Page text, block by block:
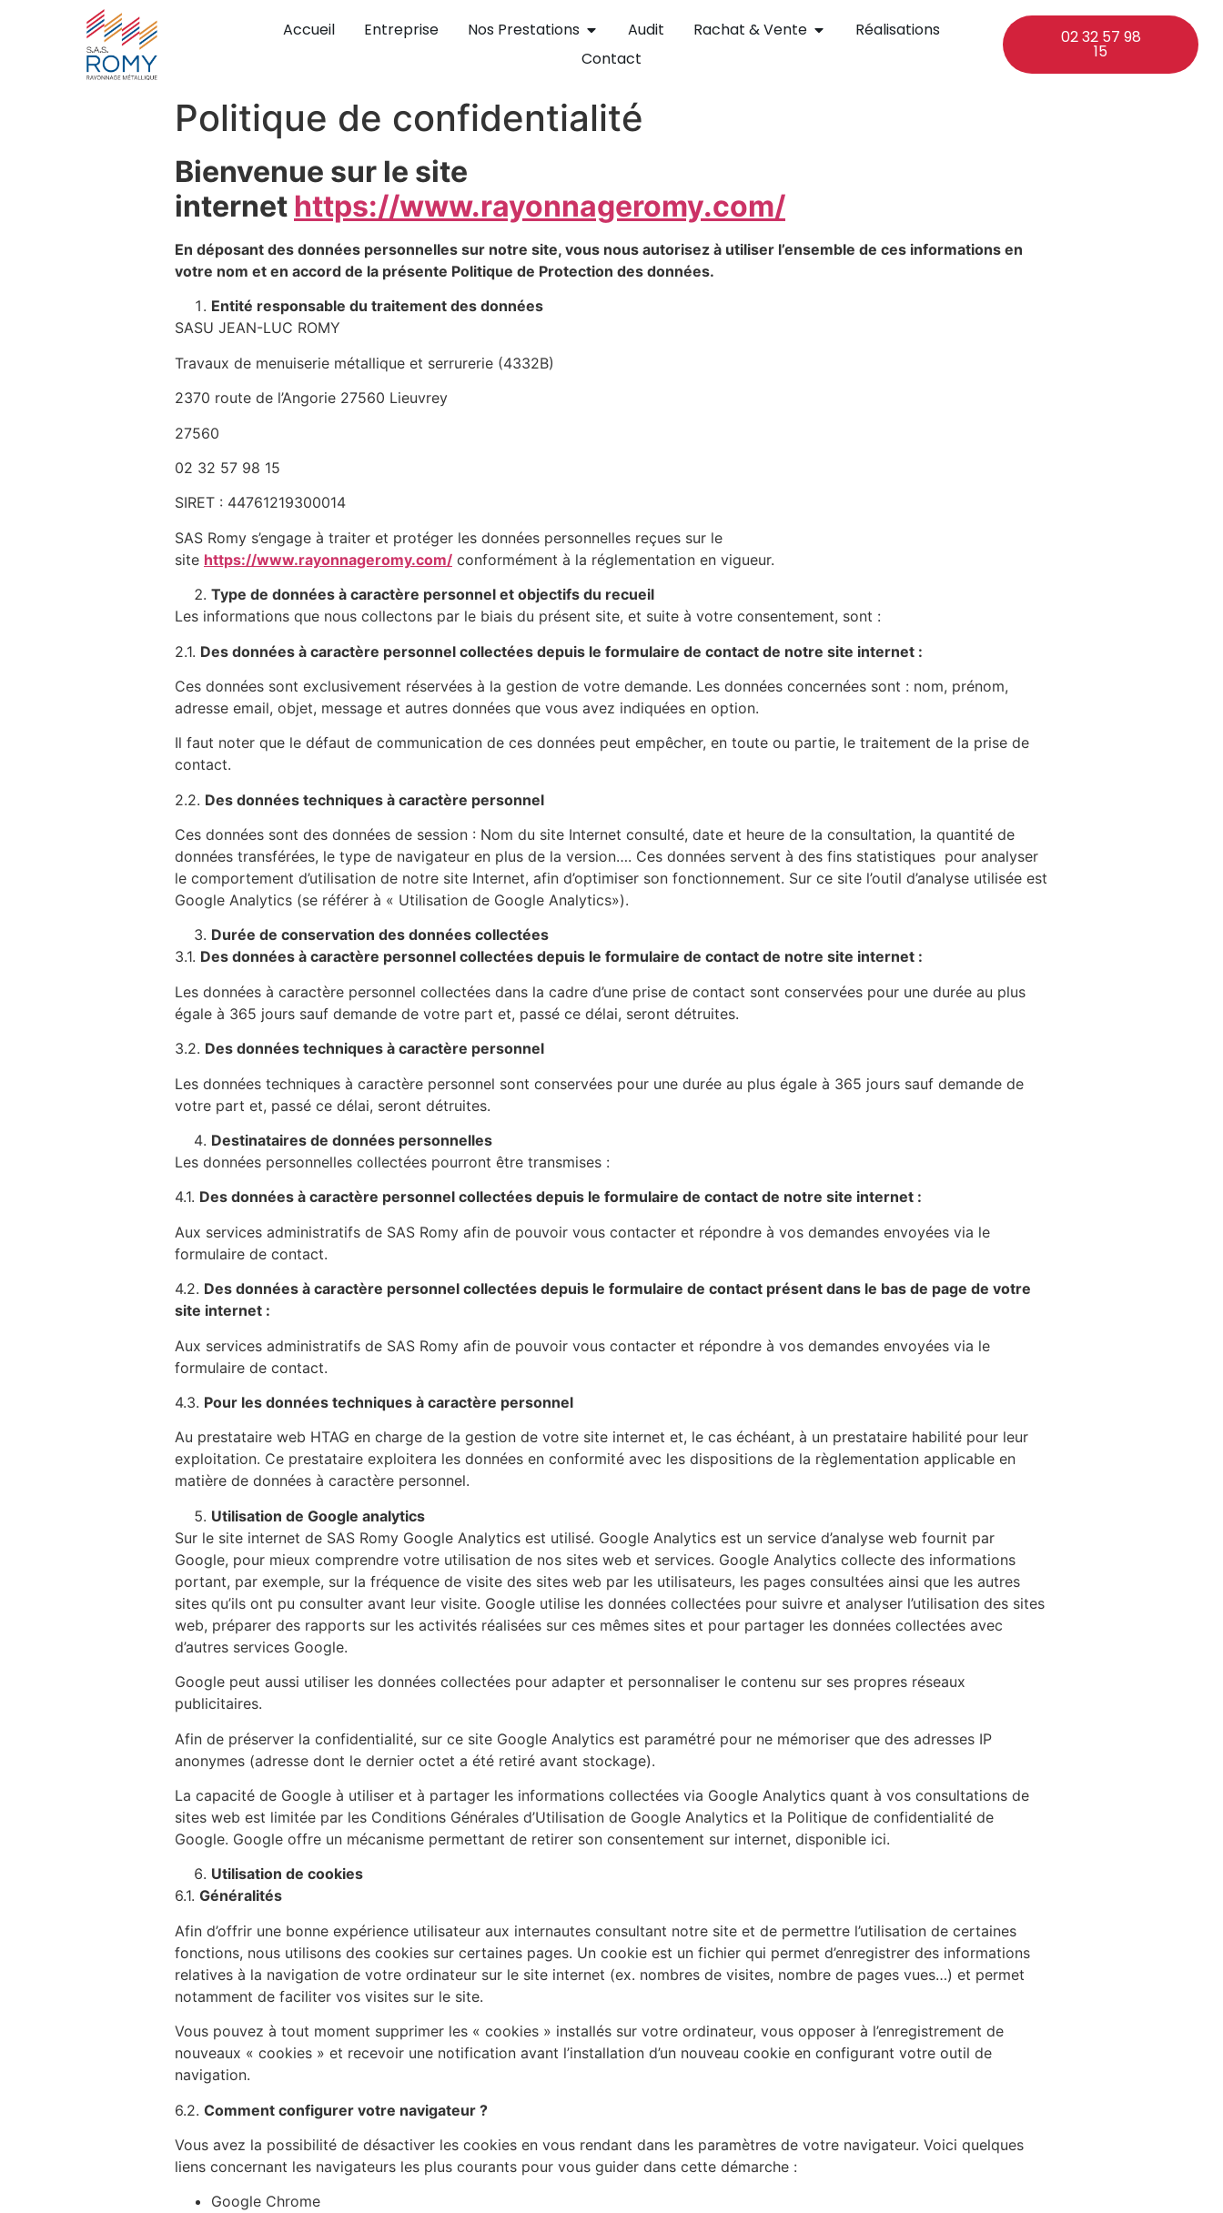
Accueil Entreprise Nos Prestations Audit Rachat & Vente
Réalisations
Contact
02 32 57 98
15
Politique de confidentialité
Bienvenue sur le site
internet https://www.rayonnageromy.com/
En déposant des données personnelles sur notre site, vous nous autorisez à utiliser l’ensemble de ces informations en
votre nom et en accord de la présente Politique de Protection des données.
Entité responsable du traitement des données
SASU JEAN-LUC ROMY
Travaux de menuiserie métallique et serrurerie (4332B)
2370 route de l’Angorie 27560 Lieuvrey
27560
02 32 57 98 15
SIRET : 44761219300014
SAS Romy s’engage à traiter et protéger les données personnelles reçues sur le
site https://www.rayonnageromy.com/ conformément à la réglementation en vigueur.
Type de données à caractère personnel et objectifs du recueil
Les informations que nous collectons par le biais du présent site, et suite à votre consentement, sont :
2.1. Des données à caractère personnel collectées depuis le formulaire de contact de notre site internet :
Ces données sont exclusivement réservées à la gestion de votre demande. Les données concernées sont : nom, prénom,
adresse email, objet, message et autres données que vous avez indiquées en option.
Il faut noter que le défaut de communication de ces données peut empêcher, en toute ou partie, le traitement de la prise de
contact.
2.2. Des données techniques à caractère personnel
Ces données sont des données de session : Nom du site Internet consulté, date et heure de la consultation, la quantité de
données transférées, le type de navigateur en plus de la version…. Ces données servent à des fins statistiques pour analyser
le comportement d’utilisation de notre site Internet, afin d’optimiser son fonctionnement. Sur ce site l’outil d’analyse utilisée est
Google Analytics (se référer à « Utilisation de Google Analytics»).
Durée de conservation des données collectées
3.1. Des données à caractère personnel collectées depuis le formulaire de contact de notre site internet :
Les données à caractère personnel collectées dans la cadre d’une prise de contact sont conservées pour une durée au plus
égale à 365 jours sauf demande de votre part et, passé ce délai, seront détruites.
3.2. Des données techniques à caractère personnel
Les données techniques à caractère personnel sont conservées pour une durée au plus égale à 365 jours sauf demande de
votre part et, passé ce délai, seront détruites.
Destinataires de données personnelles
Les données personnelles collectées pourront être transmises :
4.1. Des données à caractère personnel collectées depuis le formulaire de contact de notre site internet :
Aux services administratifs de SAS Romy afin de pouvoir vous contacter et répondre à vos demandes envoyées via le
formulaire de contact.
4.2. Des données à caractère personnel collectées depuis le formulaire de contact présent dans le bas de page de votre
site internet :
Aux services administratifs de SAS Romy afin de pouvoir vous contacter et répondre à vos demandes envoyées via le
formulaire de contact.
4.3. Pour les données techniques à caractère personnel
Au prestataire web HTAG en charge de la gestion de votre site internet et, le cas échéant, à un prestataire habilité pour leur
exploitation. Ce prestataire exploitera les données en conformité avec les dispositions de la règlementation applicable en
matière de données à caractère personnel.
Utilisation de Google analytics
Sur le site internet de SAS Romy Google Analytics est utilisé. Google Analytics est un service d’analyse web fournit par
Google, pour mieux comprendre votre utilisation de nos sites web et services. Google Analytics collecte des informations
portant, par exemple, sur la fréquence de visite des sites web par les utilisateurs, les pages consultées ainsi que les autres
sites qu’ils ont pu consulter avant leur visite. Google utilise les données collectées pour suivre et analyser l’utilisation des sites
web, préparer des rapports sur les activités réalisées sur ces mêmes sites et pour partager les données collectées avec
d’autres services Google.
Google peut aussi utiliser les données collectées pour adapter et personnaliser le contenu sur ses propres réseaux
publicitaires.
Afin de préserver la confidentialité, sur ce site Google Analytics est paramétré pour ne mémoriser que des adresses IP
anonymes (adresse dont le dernier octet a été retiré avant stockage).
La capacité de Google à utiliser et à partager les informations collectées via Google Analytics quant à vos consultations de
sites web est limitée par les Conditions Générales d’Utilisation de Google Analytics et la Politique de confidentialité de
Google. Google offre un mécanisme permettant de retirer son consentement sur internet, disponible ici.
Utilisation de cookies
6.1. Généralités
Afin d’offrir une bonne expérience utilisateur aux internautes consultant notre site et de permettre l’utilisation de certaines
fonctions, nous utilisons des cookies sur certaines pages. Un cookie est un fichier qui permet d’enregistrer des informations
relatives à la navigation de votre ordinateur sur le site internet (ex. nombres de visites, nombre de pages vues…) et permet
notamment de faciliter vos visites sur le site.
Vous pouvez à tout moment supprimer les « cookies » installés sur votre ordinateur, vous opposer à l’enregistrement de
nouveaux « cookies » et recevoir une notification avant l’installation d’un nouveau cookie en configurant votre outil de
navigation.
6.2. Comment configurer votre navigateur ?
Vous avez la possibilité de désactiver les cookies en vous rendant dans les paramètres de votre navigateur. Voici quelques
liens concernant les navigateurs les plus courants pour vous guider dans cette démarche :
Google Chrome